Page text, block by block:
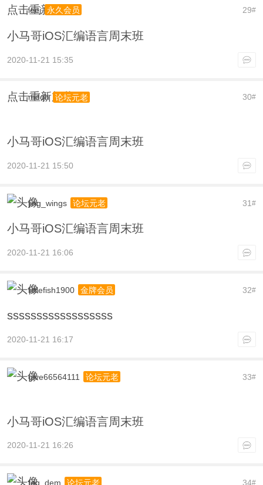
点击重新加载 29#
leej 永久会员
小马哥iOS汇编语言周末班
2020-11-21 15:35
点击重新加载 30#
mdqh 论坛元老
小马哥iOS汇编语言周末班
2020-11-21 15:50
31#
jing_wings 论坛元老
小马哥iOS汇编语言周末班
2020-11-21 16:06
32#
littlefish1900 金牌会员
ssssssssssssssssss
2020-11-21 16:17
33#
give66564111 论坛元老
小马哥iOS汇编语言周末班
2020-11-21 16:26
34#
feg_dem 论坛元老